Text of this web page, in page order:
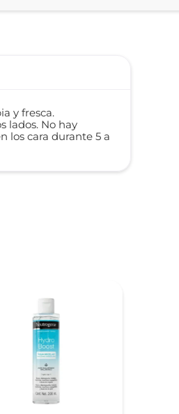
y fresca.
lados. No hay
los cara durante 5 a